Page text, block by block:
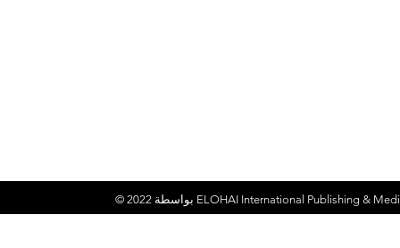
ELOHAI International Publishing &